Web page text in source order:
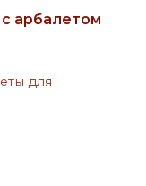
арбалетом
для